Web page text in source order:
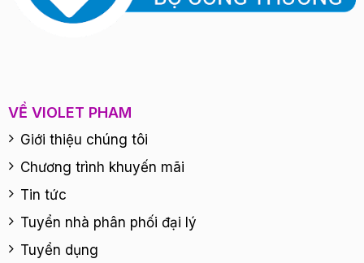
VỀ VIOLET PHAM
Giới thiệu chúng tôi
Chương trình khuyến mãi
Tin tức
Tuyển nhà phân phối đại lý
Tuyển dụng